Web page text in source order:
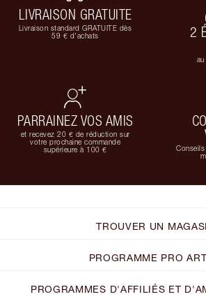
LIVRAISON GRATUITE
Livraison standard GRATUITE dès
59 € d'achats
2
PARRAINEZ VOS AMIS
et recevez 20 € de réduction sur
votre prochaine commande
supérieure à 100 €
TROUVER UN
PROGRAMME PRO
PROGRAMMES D'AFFILIÉS ET